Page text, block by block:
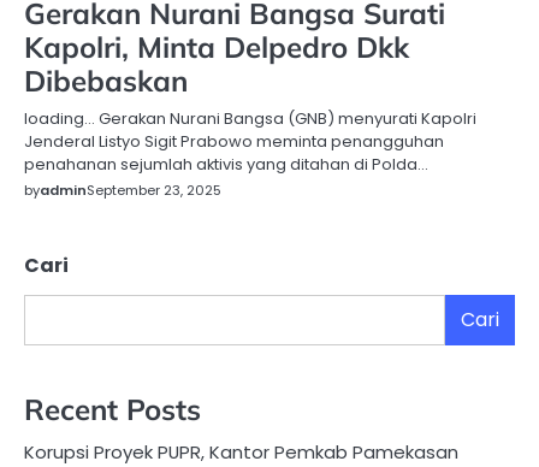
Gerakan Nurani Bangsa Surati
Kapolri, Minta Delpedro Dkk
Dibebaskan
loading… Gerakan Nurani Bangsa (GNB) menyurati Kapolri
Jenderal Listyo Sigit Prabowo meminta penangguhan
penahanan sejumlah aktivis yang ditahan di Polda…
byadminSeptember 23, 2025
Cari
Cari
Recent Posts
Korupsi Proyek PUPR, Kantor Pemkab Pamekasan